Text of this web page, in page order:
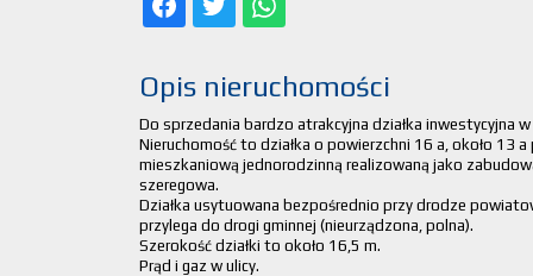
Opis nieruchomości
Do sprzedania bardzo atrakcyjna działka inwestycyjna
Nieruchomość to działka o powierzchni 16 a, około 13
mieszkaniową jednorodzinną realizowaną jako
szeregowa.
Działka usytuowana bezpośrednio przy drodze
przylega do drogi gminnej (nieurządzona, polna).
Szerokość działki to około 16,5 m.
Prąd i gaz w ulicy.